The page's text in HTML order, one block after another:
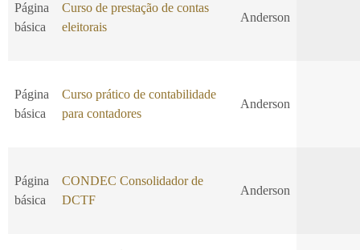
Página
básica
Curso de prestação de contas
eleitorais
Anderson
Página
básica
Curso prático de contabilidade
para contadores
Anderson
Página
básica
CONDEC Consolidador de
DCTF
Anderson